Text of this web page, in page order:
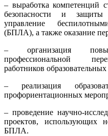
– выработка компетенций
безопасности и
управление
(БПЛА), а также оказание
– организация
профессиональной
работников
– реализация
профориентационных
– проведение научно-
проектов, использующих
БПЛА.